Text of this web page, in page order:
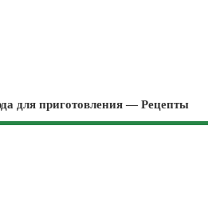
для приготовления — Рецепты